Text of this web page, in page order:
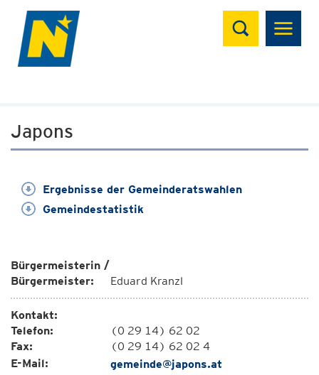
Suchen
Japons
Ergebnisse der Gemeinderatswahlen
Gemeindestatistik
Bürgermeisterin /
Bürgermeister:
Eduard Kranzl
Kontakt:
Telefon:
(0 29 14) 62 02
Fax:
(0 29 14) 62 02 4
E-Mail:
gemeinde@japons.at